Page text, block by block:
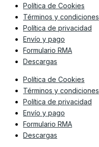
Política de Cookies
Términos y condiciones
Política de privacidad
Envío y pago
Formulario RMA
Descargas
Política de Cookies
Términos y condiciones
Política de privacidad
Envío y pago
Formulario RMA
Descargas